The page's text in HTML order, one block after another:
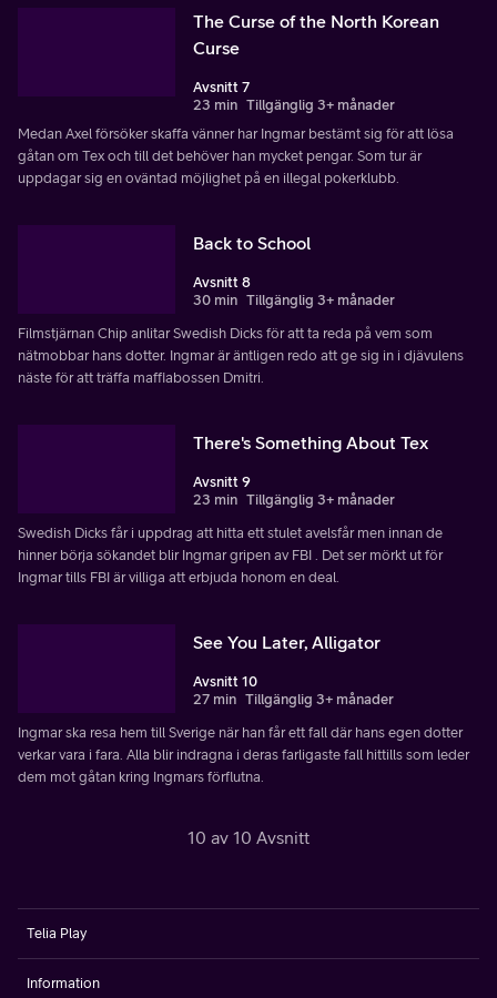
The Curse of the North Korean
Curse
Avsnitt 7
23 min Tillgänglig 3+ månader
Medan Axel försöker skaffa vänner har Ingmar bestämt sig för att lösa
gåtan om Tex och till det behöver han mycket pengar. Som tur är
uppdagar sig en oväntad möjlighet på en illegal pokerklubb.
Back to School
Avsnitt 8
30 min Tillgänglig 3+ månader
Filmstjärnan Chip anlitar Swedish Dicks för att ta reda på vem som
nätmobbar hans dotter. Ingmar är äntligen redo att ge sig in i djävulens
näste för att träffa maffiabossen Dmitri.
There's Something About Tex
Avsnitt 9
23 min Tillgänglig 3+ månader
Swedish Dicks får i uppdrag att hitta ett stulet avelsfår men innan de
hinner börja sökandet blir Ingmar gripen av FBI . Det ser mörkt ut för
Ingmar tills FBI är villiga att erbjuda honom en deal.
See You Later, Alligator
Avsnitt 10
27 min Tillgänglig 3+ månader
Ingmar ska resa hem till Sverige när han får ett fall där hans egen dotter
verkar vara i fara. Alla blir indragna i deras farligaste fall hittills som leder
dem mot gåtan kring Ingmars förflutna.
10 av 10 Avsnitt
Telia Play
Information